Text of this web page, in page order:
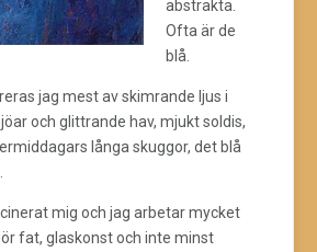
abstrakta.
Ofta är de
blå.
jag mest av skimrande ljus i
och glittrande hav, mjukt soldis,
långa skuggor, det blå
mig och jag arbetar mycket
fat, glaskonst och inte minst